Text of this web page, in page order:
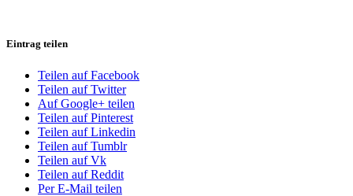
Eintrag teilen
Teilen auf Facebook
Teilen auf Twitter
Auf Google+ teilen
Teilen auf Pinterest
Teilen auf Linkedin
Teilen auf Tumblr
Teilen auf Vk
Teilen auf Reddit
Per E-Mail teilen